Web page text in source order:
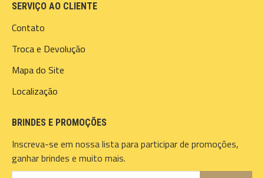
SERVIÇO AO CLIENTE
Contato
Troca e Devolução
Mapa do Site
Localização
BRINDES E PROMOÇÕES
Inscreva-se em nossa lista para participar de promoções,
ganhar brindes e muito mais.